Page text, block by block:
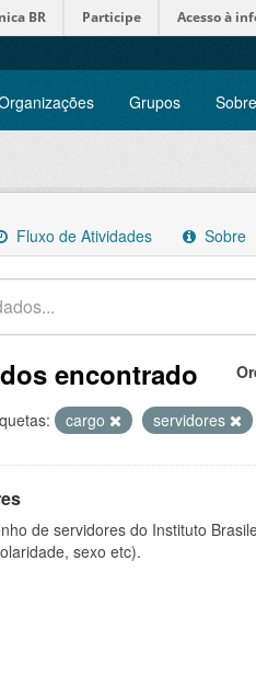
BR Participe Acesso à
Grupos Sobre
Fluxo de Atividades Sobre
encontrado
cargo servidores
de servidores do Instituto
sexo etc).